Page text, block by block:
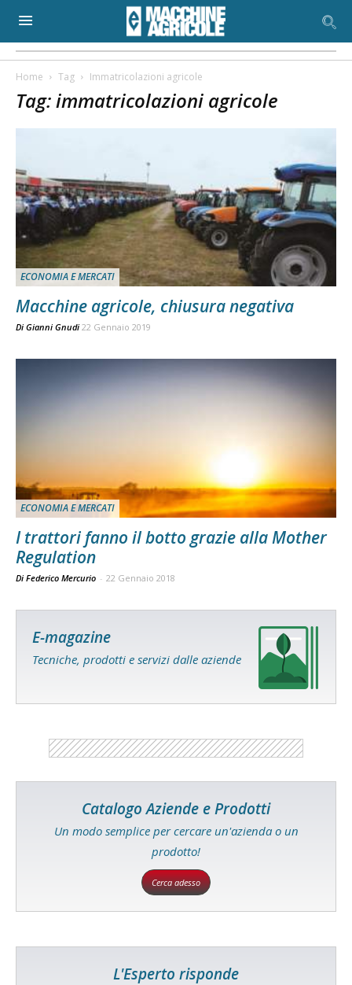
Home Tag Immatricolazioni agricole
Tag: immatricolazioni agricole
ECONOMIA E MERCATI
Macchine agricole, chiusura negativa
Di Gianni Gnudi 22 Gennaio 2019
ECONOMIA E MERCATI
I trattori fanno il botto grazie alla Mother
Regulation
Di Federico Mercurio - 22 Gennaio 2018
E-magazine
Tecniche, prodotti e servizi dalle aziende
Catalogo Aziende e Prodotti
Un modo semplice per cercare un'azienda o un
prodotto!
Cerca adesso
L'Esperto risponde